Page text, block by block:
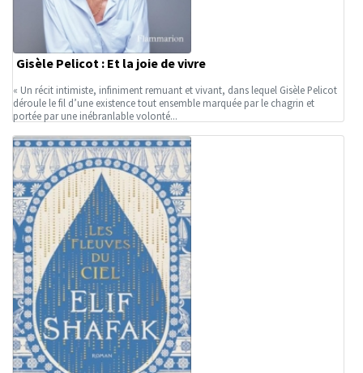
Gisèle Pelicot : Et la joie de vivre
« Un récit intimiste, infiniment remuant et vivant, dans lequel Gisèle Pelicot
déroule le fil d’une existence tout ensemble marquée par le chagrin et
portée par une inébranlable volonté...